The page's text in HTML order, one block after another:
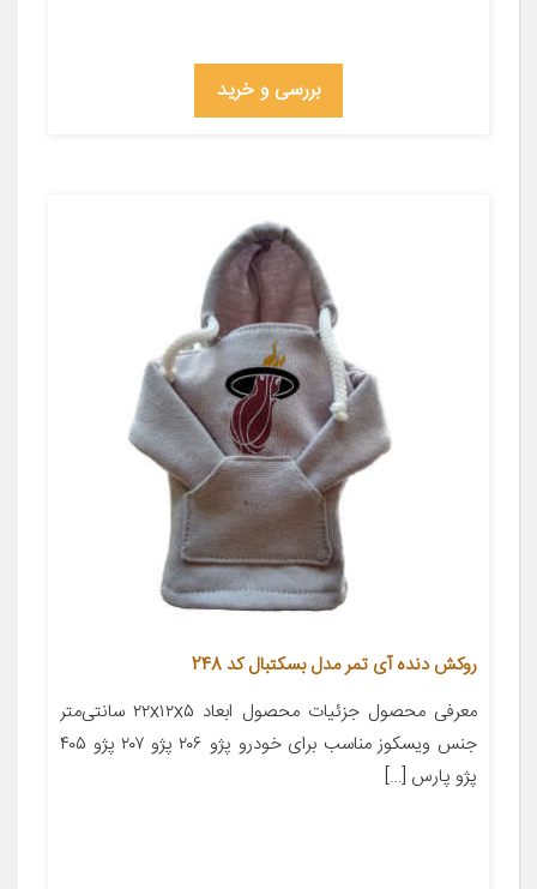
بررسی و خرید
روکش دنده آی تمر مدل بسکتبال کد 248
معرفی محصول جزئیات محصول ابعاد ۲۲x۱۲x۵ سانتی‌متر
جنس ویسکوز مناسب برای خودرو پژو ۲۰۶ پژو ۲۰۷ پژو ۴۰۵
پژو پارس […]